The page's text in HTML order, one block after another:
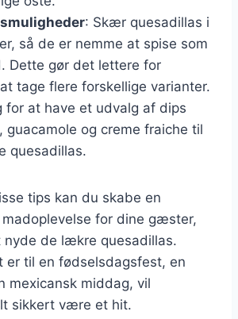
: Skær quesadillas i
så de er nemme at spise som
Dette gør det lettere for
tage flere forskellige varianter.
for at have et udvalg af dips
guacamole og creme fraiche til
quesadillas.
tips kan du skabe en
for dine gæster,
nyde de lækre quesadillas.
er til en fødselsdagsfest, en
mexicansk middag, vil
sikkert være et hit.